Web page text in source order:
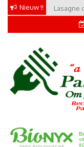
Skip
Nieuw !! Lasagne
Pastarecepten om je